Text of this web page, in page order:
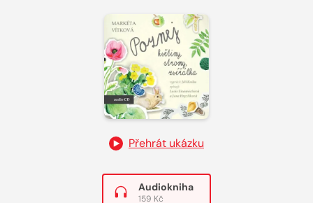
Přehrát ukázku
Audiokniha
159 Kč